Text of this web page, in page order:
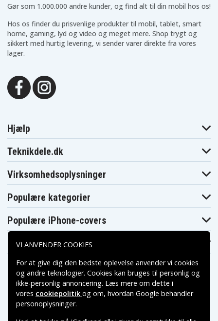
Gør som 1.000.000 andre kunder, og find alt til din mobil hos os!
Hos os finder du prisvenlige produkter til mobil, tablet, smart
home, gaming, lyd og video og meget mere. Shop trygt og
sikkert med hurtig levering, vi sender varer direkte fra vores
lager.
Hjælp
Teknikdele.dk
Virksomhedsoplysninger
Populære kategorier
Populære iPhone-covers
Populære Samsung-covers
Betalingsmuligheder
VI ANVENDER COOKIES
For at give dig den bedste oplevelse anvender vi cookies
og andre teknologier. Cookies kan bruges til personlig og
ikke-personlig annoncering. Læs mere om dette i
vores cookiepolitik og om, hvordan Google behandler
personoplysninger.